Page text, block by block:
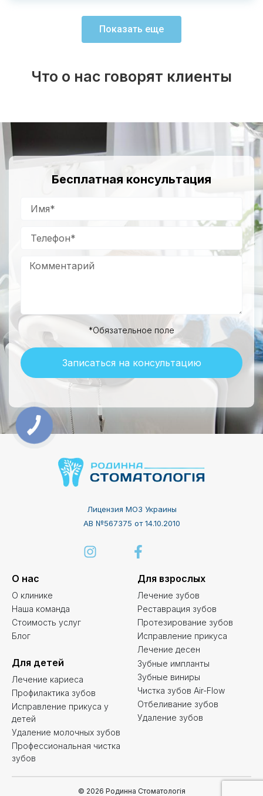
Показать еще
Что о нас говорят клиенты
Бесплатная консультация
*Обязательное поле
Записаться на консультацию
Лицензия МОЗ Украины
АВ №567375 от 14.10.2010
О нас
О клинике
Наша команда
Стоимость услуг
Блог
Для взрослых
Лечение зубов
Реставрация зубов
Протезирование зубов
Исправление прикуса
Лечение десен
Зубные импланты
Зубные виниры
Чистка зубов Air-Flow
Отбеливание зубов
Удаление зубов
Для детей
Лечение кариеса
Профилактика зубов
Исправление прикуса у
детей
Удаление молочных зубов
Профессиональная чистка
зубов
© 2026 Родинна Стоматологія